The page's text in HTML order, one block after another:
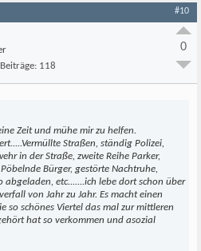
#10
Beiträge: 118
0
Zeit und mühe mir zu helfen.
Straßen, ständig Polizei,
in der Straße, zweite Reihe Parker,
Bürger, gestörte Nachtruhe,
abgeladen, etc.......ich lebe dort schon über
von Jahr zu Jahr. Es macht einen
so schönes Viertel das mal zur mittleren
hat so verkommen und asozial